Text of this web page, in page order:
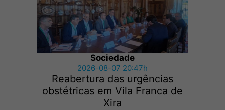
Sociedade
2026-08-07 20:47h
Reabertura das urgências
obstétricas em Vila Franca de
Xira